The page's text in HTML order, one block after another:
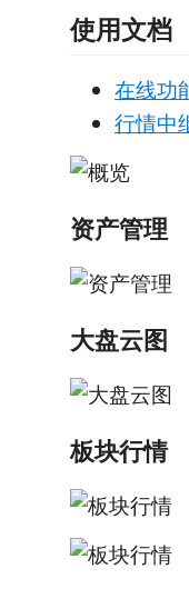
使用文档
在线功
行情中
资产管理
大盘云图
板块行情